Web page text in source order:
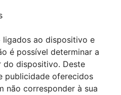
ao dispositivo e
é possível determinar a
dispositivo. Deste
publicidade oferecidos
não corresponder à sua